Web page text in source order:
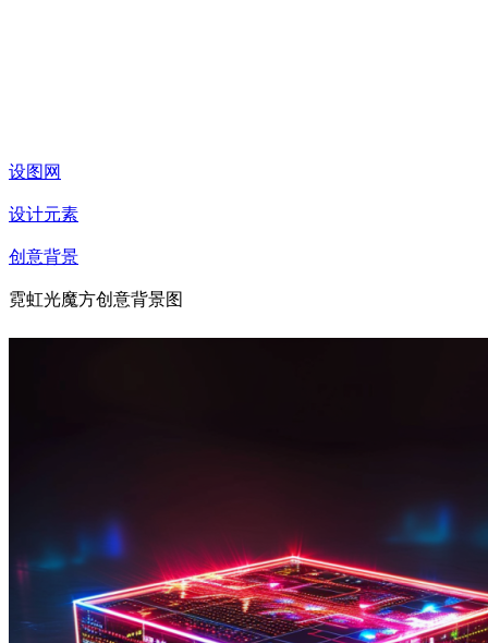
设图网
设计元素
创意背景
霓虹光魔方创意背景图